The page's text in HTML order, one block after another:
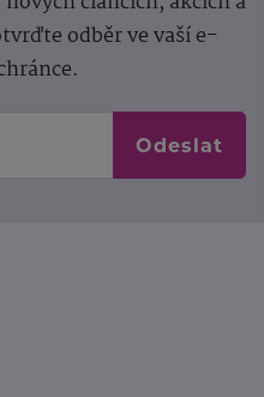
odběr ve vaší e-
Odeslat